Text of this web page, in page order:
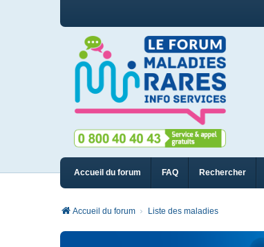
Accueil du forum FAQ Rechercher
Accueil du forum Liste des maladies